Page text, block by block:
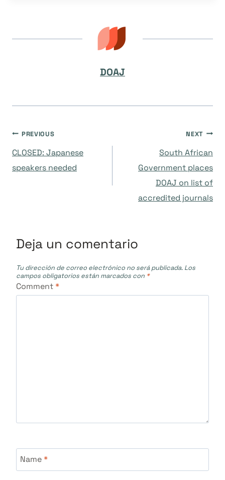
DOAJ
Navegación
de
PREVIOUS
CLOSED: Japanese
speakers needed
NEXT
South African
Government places
DOAJ on list of
accredited journals
Deja un comentario
Tu dirección de correo electrónico no será publicada. Los
campos obligatorios están marcados con *
Comment*
Name*